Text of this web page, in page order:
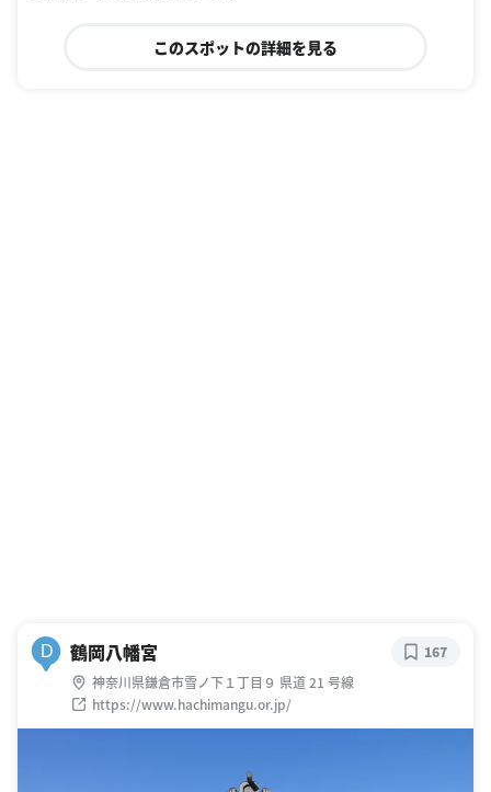
このスポットの詳細を見る
D 鶴岡八幡宮
神奈川県鎌倉市雪ノ下１丁目９ 県道 21 号線
https://www.hachimangu.or.jp/
167